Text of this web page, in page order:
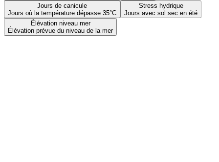
Jours de canicule
Jours où la température dépasse 35°C
Stress hydrique
Jours avec sol sec en été
Élévation niveau mer
Élévation prévue du niveau de la mer